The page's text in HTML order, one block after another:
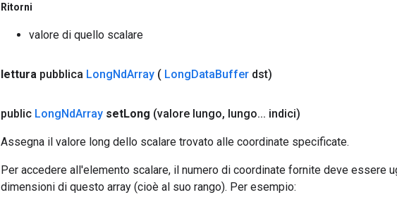
Ritorni
valore di quello scalare
lettura pubblica LongNdArray ( LongDataBuffer dst)
public LongNdArray setLong (valore lungo, lungo... indici)
Assegna il valore long dello scalare trovato alle coordinate specificate.
Per accedere all'elemento scalare, il numero di coordinate fornite deve essere
dimensioni di questo array (cioè al suo rango). Per esempio: